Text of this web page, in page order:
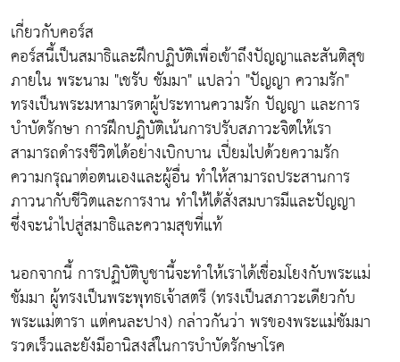
เกี่ยวกับคอร์ส
คอร์สนี้เป็นสมาธิและฝึกปฏิบัติเพื่อเข้าถึงปัญญาและสันติสุข
ภายใน พระนาม "เชรับ ชัมมา" แปลว่า "ปัญญา ความรัก"
ทรงเป็นพระมหามารดาผู้ประทานความรัก ปัญญา และการ
บำบัดรักษา การฝึกปฏิบัติเน้นการปรับสภาวะจิตให้เรา
สามารถดำรงชีวิตได้อย่างเบิกบาน เปี่ยมไปด้วยความรัก
ความกรุณาต่อตนเองและผู้อื่น ทำให้สามารถประสานการ
ภาวนากับชีวิตและการงาน ทำให้ได้สั่งสมบารมีและปัญญา
ซึ่งจะนำไปสู่สมาธิและความสุขที่แท้
นอกจากนี้ การปฏิบัติบูชานี้จะทำให้เราได้เชื่อมโยงกับพระแม่
ชัมมา ผู้ทรงเป็นพระพุทธเจ้าสตรี (ทรงเป็นสภาวะเดียวกับ
พระแม่ตารา แต่คนละปาง) กล่าวกันว่า พรของพระแม่ชัมมา
รวดเร็วและยังมีอานิสงส์ในการบำบัดรักษาโรค